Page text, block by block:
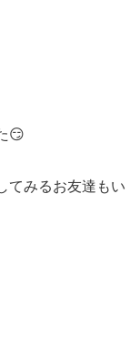
😏
てみるお友達もい